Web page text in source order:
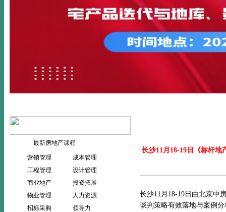
最新房地产课程
营销管理
成本管理
工程管理
设计管理
商业地产
投资拓展
物业管理
人力资源
招标采购
领导力
长沙11月18-19日《标杆
长沙11月18-19日由北京中
谈判策略有效落地与案例